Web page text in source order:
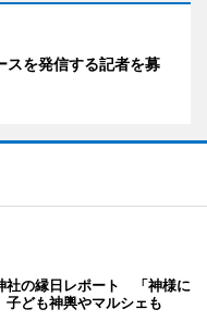
スを発信する記者を募
社の縁日レポート 「神様に
子ども神輿やマルシェも